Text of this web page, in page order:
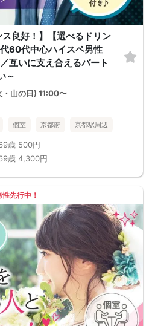
ス良好！】【選べるドリン
60代中心ハイスペ男性
互いに支え合えるパート
～
山の日) 11:00〜
個室 京都府 京都駅周辺
歳 500円
歳 4,300円
性先行中！